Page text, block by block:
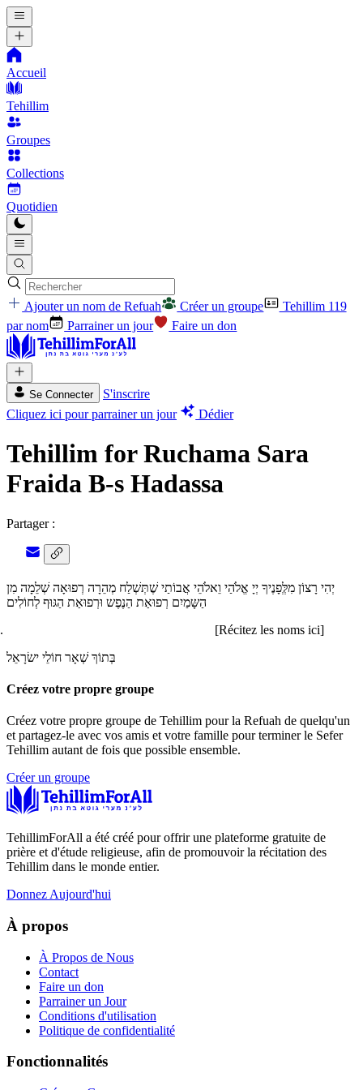
Accueil
Tehillim
Groupes
Collections
Quotidien
Ajouter un nom de Refuah Créer un groupe
Tehillim 119
par nom
Parrainer un jour Faire un don
Se Connecter
S'inscrire
Cliquez ici pour parrainer un jour
Dédier
Tehillim for Ruchama Sara
Fraida B-s Hadassa
Partager :
יְהִי רָצוֹן מִלְְּפָנֶיךָ יְיָ אֱלֹהַי וֵאלֹהֵי אֲבוֹתַי שֶׁתְּשְׁלַח מְהֵרָה רְפוּאָה שְׁלֵמָה מִן
הַשָּמַיִם רְפוּאַת הַנֶפֶש וּרְפוּאַת הַגּוּף לְחוֹלִים
[Récitez les noms ici]
בְּתוֹךְ שְׁאָר חוֹלֵי ישׂרָאֵל
Créez votre propre groupe
Créez votre propre groupe de Tehillim pour la Refuah de quelqu'un
et partagez-le avec vos amis et votre famille pour terminer le Sefer
Tehillim autant de fois que possible ensemble.
Créer un groupe
TehillimForAll a été créé pour offrir une plateforme gratuite de
prière et d'étude religieuse, afin de promouvoir la récitation des
Tehillim dans le monde entier.
Donnez Aujourd'hui
À propos
À Propos de Nous
Contact
Faire un don
Parrainer un Jour
Conditions d'utilisation
Politique de confidentialité
Fonctionnalités